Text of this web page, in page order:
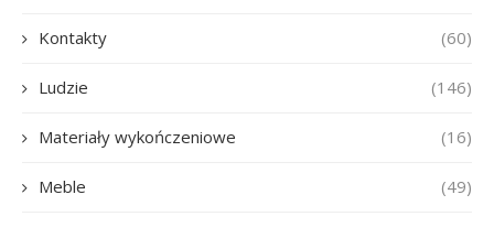
Kontakty (60)
Ludzie (146)
Materiały wykończeniowe (16)
Meble (49)